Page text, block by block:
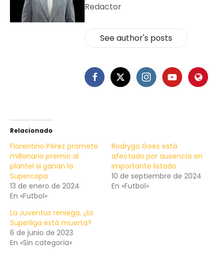
Redactor
See author's posts
Relacionado
Florentino Pérez promete
millonario premio al
plantel si ganan la
Supercopa
13 de enero de 2024
En «Futbol»
Rodrygo Goes está
afectado por ausencia en
importante listado
10 de septiembre de 2024
En «Futbol»
La Juventus reniega, ¿la
Superliga está muerta?
6 de junio de 2023
En «Sin categoría»